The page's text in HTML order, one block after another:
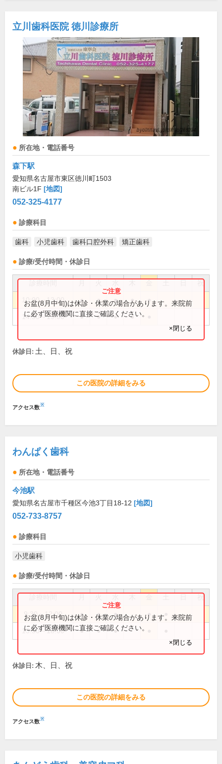
立川歯科医院 徳川診療所
所在地・電話番号
森下駅
愛知県名古屋市東区徳川町1503
南ビル1F [地図]
052-325-4177
診療科目
歯科 小児歯科 歯科口腔外科 矯正歯科
診療/受付時間・休診日
祝
10:00～13:00 ● ● ● ● ●
14:30～19:00 ● ● ● ●
お盆(8月中旬)は休診・休業の場合があります。来院前
に必ず医療機関に直接ご確認ください。
×閉じる
休診日: 土、日、祝
この医院の詳細をみる
アクセス数※
わんぱく歯科
所在地・電話番号
今池駅
愛知県名古屋市千種区今池3丁目18-12 [地図]
052-733-8757
診療科目
小児歯科
診療/受付時間・休診日
祝
9:30～12:00 ● ● ● ●
13:30～18:00 ● ● ●
お盆(8月中旬)は休診・休業の場合があります。来院前
に必ず医療機関に直接ご確認ください。
×閉じる
休診日: 木、日、祝
この医院の詳細をみる
アクセス数※